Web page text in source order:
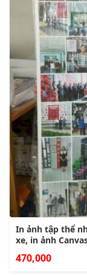
In ảnh tập thể
xe, in ảnh
470,000